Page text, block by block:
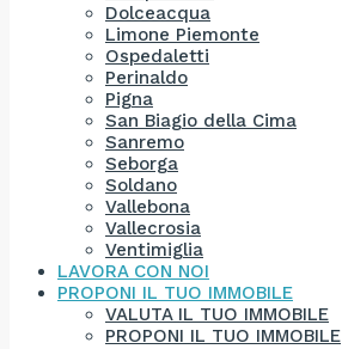
Dolceacqua
Limone Piemonte
Ospedaletti
Perinaldo
Pigna
San Biagio della Cima
Sanremo
Seborga
Soldano
Vallebona
Vallecrosia
Ventimiglia
LAVORA CON NOI
PROPONI IL TUO IMMOBILE
VALUTA IL TUO IMMOBILE
PROPONI IL TUO IMMOBILE